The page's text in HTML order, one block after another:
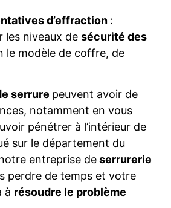
d’effraction :
les niveaux de sécurité des
le modèle de coffre, de
serrure peuvent avoir de
notamment en vous
pénétrer à l’intérieur de
sur le département du
entreprise deserrurerie
perdre de temps et votre
à résoudre le problème